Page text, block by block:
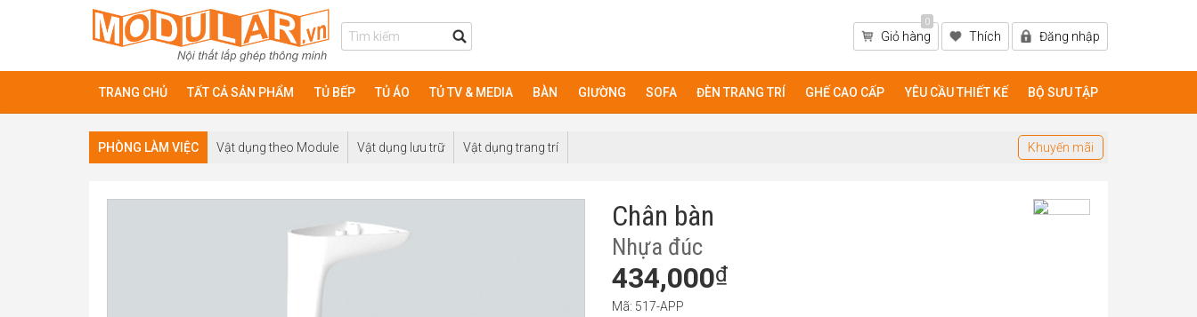
0
Giỏ hàng Thích Đăng nhập
TRANG CHỦ TẤT CẢ SẢN PHẨM TỦ BẾP TỦ ÁO TỦ TV & MEDIA BÀN GIƯỜNG SOFA ĐÈN TRANG TRÍ GHẾ CAO CẤP YÊU CẦU THIẾT KẾ BỘ SƯU TẬP
PHÒNG LÀM VIỆC Vật dụng theo Module Vật dụng lưu trữ Vật dụng trang trí Khuyến mãi
Chân bàn
Nhựa đúc
434,000₫
Mã: 517-APP